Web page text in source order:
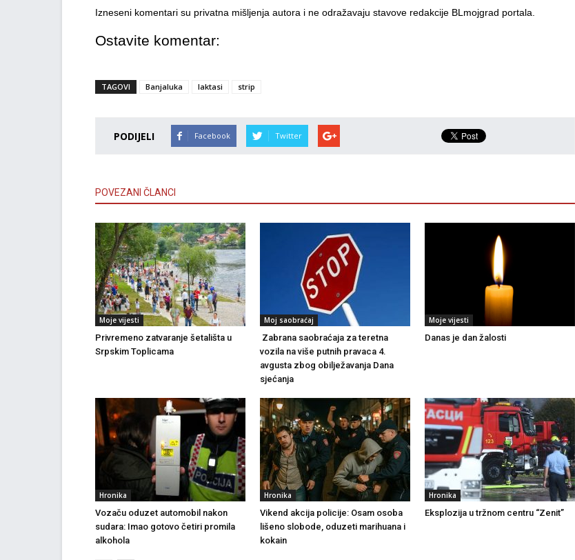
Izneseni komentari su privatna mišljenja autora i ne odražavaju stavove redakcije BLmojgrad portala.
Ostavite komentar:
TAGOVI Banjaluka laktasi strip
PODIJELI Facebook Twitter
POVEZANI ČLANCI
Moje vijesti
Privremeno zatvaranje šetališta u
Srpskim Toplicama
Moj saobraćaj
Zabrana saobraćaja za teretna
vozila na više putnih pravaca 4.
avgusta zbog obilježavanja Dana
sjećanja
Moje vijesti
Danas je dan žalosti
Hronika
Vozaču oduzet automobil nakon
sudara: Imao gotovo četiri promila
alkohola
Hronika
Vikend akcija policije: Osam osoba
lišeno slobode, oduzeti marihuana i
kokain
Hronika
Eksplozija u tržnom centru “Zenit”